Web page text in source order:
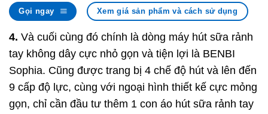
Gọi ngay Xem giá sản phẩm và cách sử dụng
4. Và cuối cùng đó chính là dòng máy hút sữa rảnh
tay không dây cực nhỏ gọn và tiện lợi là BENBI
Sophia. Cũng được trang bị 4 chế độ hút và lên đến
9 cấp độ lực, cùng với ngoại hình thiết kế cực mỏng
gọn, chỉ cần đầu tư thêm 1 con áo hút sữa rảnh tay